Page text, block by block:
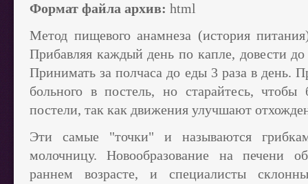
Формат файла архив: html
Метод пищевого анамнеза (история
Прибавляя каждый день по капле, довести
Принимать за полчаса до еды 3 раза в день.
больного в постель, но старайтесь, чтобы
постели, так как движения улучшают
Эти самые "точки" и называются
молочницу. Новообразование на печени
раннем возрасте, и специалисты